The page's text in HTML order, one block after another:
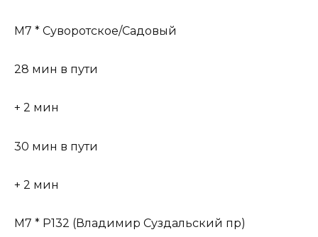
М7 * Суворотское/Садовый
28 мин в пути
+ 2 мин
30 мин в пути
+ 2 мин
М7 * Р132 (Владимир Суздальский пр)